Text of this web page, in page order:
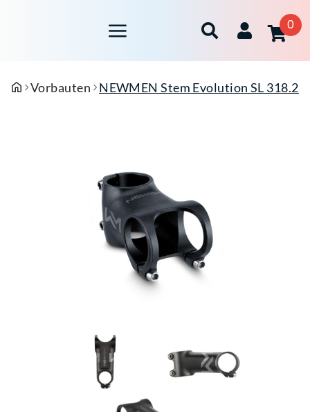
0
Vorbauten NEWMEN Stem Evolution SL 318.2